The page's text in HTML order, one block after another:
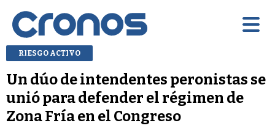
RIESGO ACTIVO
Un dúo de intendentes peronistas se
unió para defender el régimen de
Zona Fría en el Congreso